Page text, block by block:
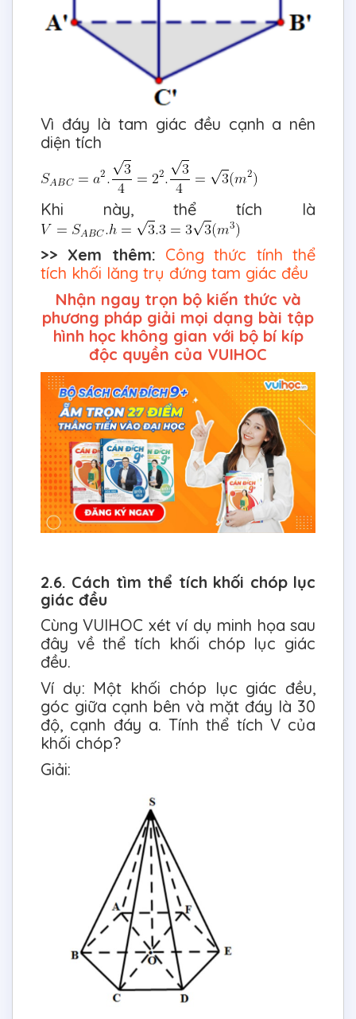
Vì đáy là tam giác đều cạnh a nên
diện tích
Khi này, thể tích là
>> Xem thêm: Công thức tính thể
tích khối lăng trụ đứng tam giác đều
Nhận ngay trọn bộ kiến thức và
phương pháp giải mọi dạng bài tập
hình học không gian với bộ bí kíp
độc quyền của VUIHOC
2.6. Cách tìm thể tích khối chóp lục
giác đều
Cùng VUIHOC xét ví dụ minh họa sau
đây về thể tích khối chóp lục giác
đều.
Ví dụ: Một khối chóp lục giác đều,
góc giữa cạnh bên và mặt đáy là 30
độ, cạnh đáy a. Tính thể tích V của
khối chóp?
Giải: